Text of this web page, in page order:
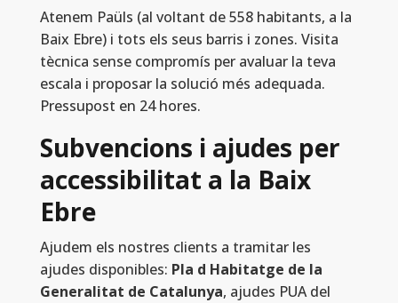
Atenem Paüls (al voltant de 558 habitants, a la
Baix Ebre) i tots els seus barris i zones. Visita
tècnica sense compromís per avaluar la teva
escala i proposar la solució més adequada.
Pressupost en 24 hores.
Subvencions i ajudes per
accessibilitat a la Baix
Ebre
Ajudem els nostres clients a tramitar les
ajudes disponibles: Pla d Habitatge de la
Generalitat de Catalunya, ajudes PUA del